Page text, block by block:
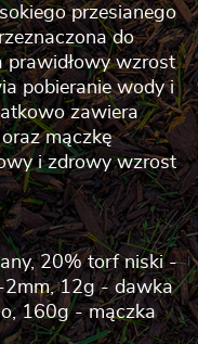
przesianego
do
prawidłowy wzrost
pobieranie wody i
zawiera
mączkę
i zdrowy wzrost
20% torf niski -
2mm, 12g - dawka
160g - mączka